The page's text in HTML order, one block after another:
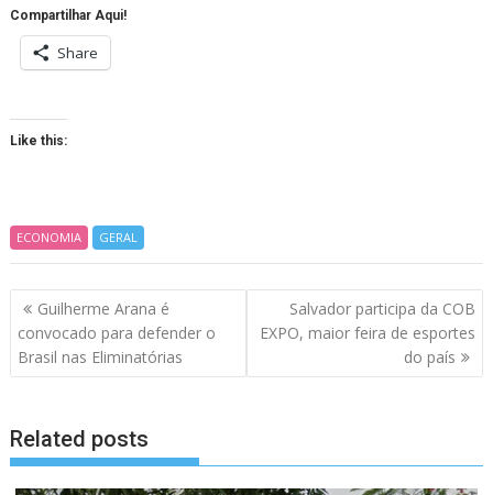
Compartilhar Aqui!
Share
Like this:
ECONOMIA GERAL
Navegação
de
artigos
Guilherme Arana é
convocado para defender o
Brasil nas Eliminatórias
Salvador participa da COB
EXPO, maior feira de esportes
do país
Related posts